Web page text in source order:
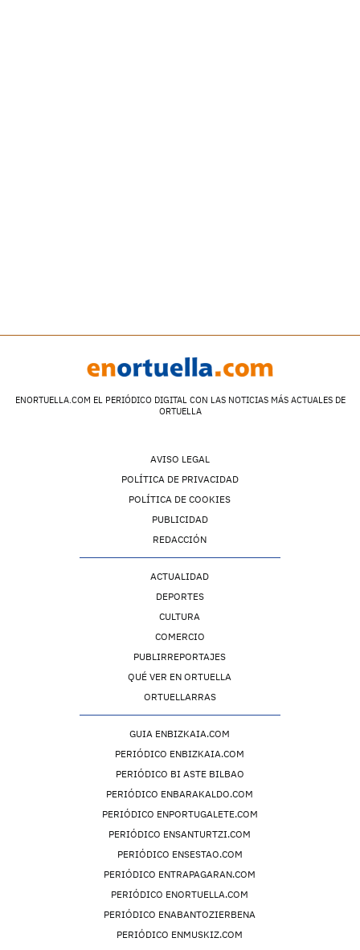
ENORTUELLA.COM EL PERIÓDICO DIGITAL CON LAS NOTICIAS MÁS ACTUALES DE
ORTUELLA
AVISO LEGAL
POLÍTICA DE PRIVACIDAD
POLÍTICA DE COOKIES
PUBLICIDAD
REDACCIÓN
ACTUALIDAD
DEPORTES
CULTURA
COMERCIO
PUBLIRREPORTAJES
QUÉ VER EN ORTUELLA
ORTUELLARRAS
GUIA ENBIZKAIA.COM
PERIÓDICO ENBIZKAIA.COM
PERIÓDICO BI ASTE BILBAO
PERIÓDICO ENBARAKALDO.COM
PERIÓDICO ENPORTUGALETE.COM
PERIÓDICO ENSANTURTZI.COM
PERIÓDICO ENSESTAO.COM
PERIÓDICO ENTRAPAGARAN.COM
PERIÓDICO ENORTUELLA.COM
PERIÓDICO ENABANTOZIERBENA
PERIÓDICO ENMUSKIZ.COM